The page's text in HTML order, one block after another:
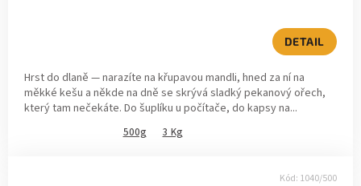
DETAIL
Hrst do dlaně — narazíte na křupavou mandli, hned za ní na
měkké kešu a někde na dně se skrývá sladký pekanový ořech,
který tam nečekáte. Do šuplíku u počítače, do kapsy na...
500g 3 Kg
Kód: 1040/500